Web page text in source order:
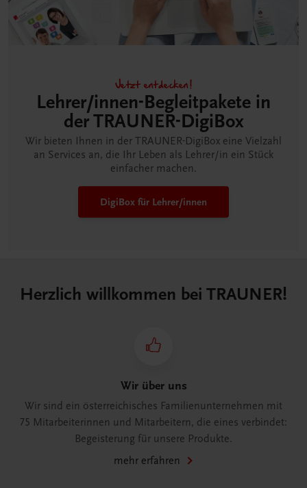
Jetzt entdecken!
Lehrer/innen-Begleitpakete in
der TRAUNER-DigiBox
Wir bieten Ihnen in der TRAUNER-DigiBox eine Vielzahl
an Services an, die Ihr Leben als Lehrer/in ein Stück
einfacher machen.
DigiBox für Lehrer/innen
Herzlich willkommen bei TRAUNER!
Wir über uns
Wir sind ein österreichisches Familienunternehmen mit
75 Mitarbeiterinnen und Mitarbeitern, die eines verbindet:
Begeisterung für unsere Produkte.
mehr erfahren